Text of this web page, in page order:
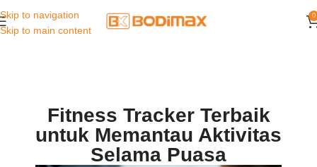
Skip to navigation
Skip to main content
0
Fitness Tracker Terbaik
untuk Memantau Aktivitas
Selama Puasa